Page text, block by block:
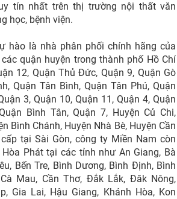
tín nhất trên thị trường nội thất văn
học, bệnh viện.
hào là nhà phân phối chính hãng của
quận huyện trong thành phố Hồ Chí
12, Quận Thủ Đức, Quận 9, Quận Gò
Quận Tân Bình, Quận Tân Phú, Quận
3, Quận 10, Quận 11, Quận 4, Quận
Bình Tân, Quận 7, Huyện Củ Chi,
Bình Chánh, Huyện Nhà Bè, Huyện Cần
tại Sài Gòn, công ty Miền Nam còn
Phát tại các tỉnh như An Giang, Bà
Bến Tre, Bình Dương, Bình Định, Bình
Mau, Cần Thơ, Đắk Lắk, Đăk Nông,
Gia Lai, Hậu Giang, Khánh Hòa, Kon